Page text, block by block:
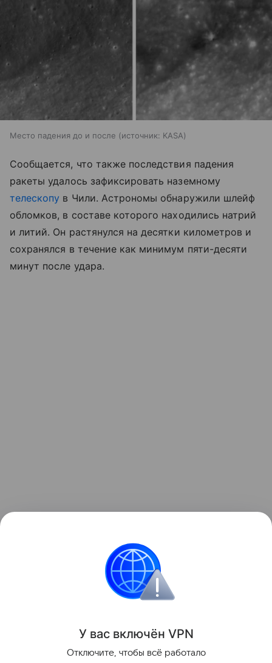
Место падения до и после источник: KASA
Сообщается, что также последствия падения
ракеты удалось зафиксировать наземному
телескопу в Чили. Астрономы обнаружили шлейф
обломков, в составе которого находились натрий
и литий. Он растянулся на десятки километров и
сохранялся в течение как минимум пяти-десяти
минут после удара.
материале
Поделиться
У вас включён VPN
Отключите, чтобы всё работало